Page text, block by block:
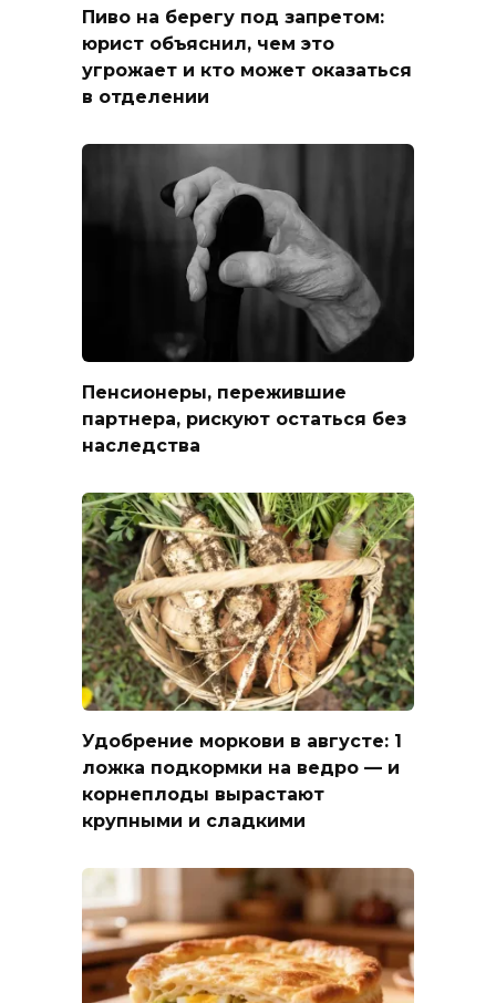
Пиво на берегу под запретом:
юрист объяснил, чем это
угрожает и кто может оказаться
в отделении
Пенсионеры, пережившие
партнера, рискуют остаться без
наследства
Удобрение моркови в августе: 1
ложка подкормки на ведро — и
корнеплоды вырастают
крупными и сладкими